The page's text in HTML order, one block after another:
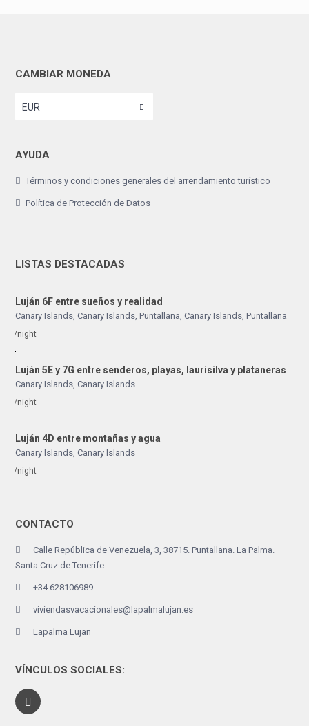
CAMBIAR MONEDA
EUR
AYUDA
Términos y condiciones generales del arrendamiento turístico
Política de Protección de Datos
LISTAS DESTACADAS
Luján 6F entre sueños y realidad
Canary Islands, Canary Islands, Puntallana, Canary Islands, Puntallana
/night
Luján 5E y 7G entre senderos, playas, laurisilva y plataneras
Canary Islands, Canary Islands
/night
Luján 4D entre montañas y agua
Canary Islands, Canary Islands
/night
CONTACTO
Calle República de Venezuela, 3, 38715. Puntallana. La Palma.
Santa Cruz de Tenerife.
+34 628106989
viviendasvacacionales@lapalmalujan.es
Lapalma Lujan
VÍNCULOS SOCIALES: